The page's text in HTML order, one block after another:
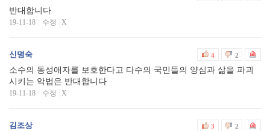
반대합니다
19-11-18 수정 X
신명숙 4 2
소수의 동성애자를 보호한다고 다수의 국민들의 양심과 삶을 파괴
시키는 악법은 반대합니다
19-11-18 수정 X
김조상 3 2